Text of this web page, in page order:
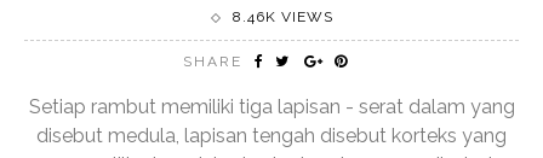
8.46K VIEWS
SHARE
Setiap rambut memiliki tiga lapisan - serat dalam yang
disebut medula, lapisan tengah disebut korteks yang